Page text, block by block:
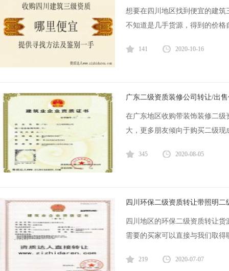
想要在四川地区找到便宜的建
不知道是几手货源，得到的价
141 2020-10-16
广东二级资质装修公司转让/出
在广东地区收购带装饰装修二
大，更多朋友倾向于购买二级
345 2020-08-05
四川环保二级资质转让带照明二
四川地区的环保二级资质转让
需要的买家可以直接与我们取
219 2020-07-07